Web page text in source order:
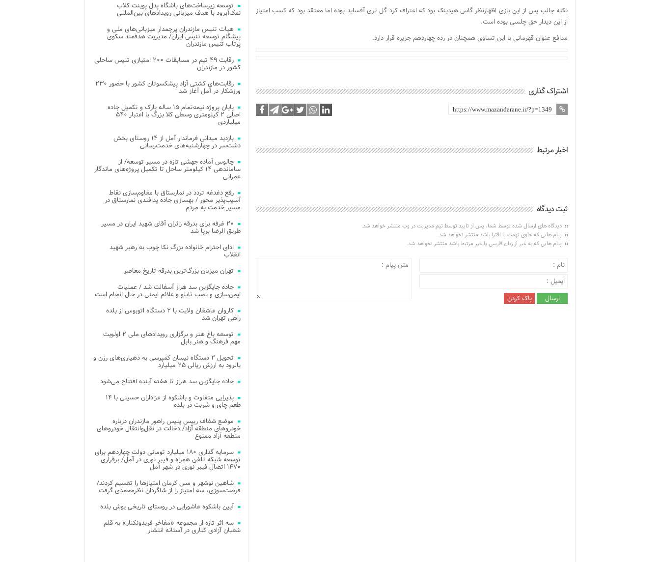
نکته جالب پس از این بازی اظهارنظر گاس هیدینک بود که اعتراف کرد گل تری آفساید بوده اما معتقد بود که کسب امتیاز
از این دیدار حق چلسی بوده است.
مدافع عنوان قهرمانی با این تساوی همچنان در رده چهاردهم جزیره قرار دارد.
اشتراک گذاری
اخبار مرتبط
ثبت دیدگاه
دیدگاه های ارسال شده توسط شما، پس از تایید توسط تیم مدیریت در وب منتشر خواهد شد.
پیام هایی که حاوی تهمت یا افترا باشد منتشر نخواهد شد.
پیام هایی که به غیر از زبان فارسی یا غیر مرتبط باشد منتشر نخواهد شد.
توسعه زیرساخت‌های باشگاه پدل پوینت کلاب
نمک‌آبرود با هدف میزبانی رویدادهای بین‌المللی
هیات تنیس مازندران پرچمدار میزبانی‌های ملی و
پیشگام توسعه تنیس ایران/ مدیریت هدفمند سکوی
پرتاب تنیس مازندران
رقابت ۴۹ تیم در مسابقات ۲۰۰ امتیازی تنیس ساحلی
کشور در مازندران
رقابت‌های کشتی آزاد پیشکسوتان کشور با حضور ۲۳۰
ورزشکار در آمل آغاز شد
پایان پروژه نیمه‌تمام ۱۵ ساله پارک و تکمیل جاده
اصلی ۲ کیلومتری وسطی کلا بزرگ با اعتبار ۵۴۰
میلیاردی
بازدید میدانی فرماندار آمل از ۱۴ روستای بخش
دشت‌سر در چهارشنبه‌های خدمت‌رسانی
چالوس آماده جهشی تازه در مسیر توسعه/ از
ساماندهی ۱۴ کیلومتر ساحل تا تکمیل پروژه‌های ماندگار
عمرانی
رفع دغدغه تردد در نمارستاق با مقاوم‌سازی نقاط
آسیب‌پذیر محور / بهسازی جاده پدافندی نمارستاق در
مسیر خدمت به مردم
۲۰ غرفه برای بدرقه زائران آقای شهید ایران در مسیر
طریق الرضا برپا شد
ادای احترام خانواده بزرگ نکا چوب به رهبر شهید
انقلاب
تهران میزبان بزرگ‌ترین بدرقه تاریخ معاصر
جاده جایگزین سد هراز آسفالت شد / عملیات
ایمن‌سازی و نصب تابلو و علائم ایمنی در حال انجام است
کاروان عاشقان ولایت با ۲ دستگاه اتوبوس از بلده
راهی تهران شد
توسعه باغ هنر و برگزاری رویدادهای ملی ۲ اولویت
مهم فرهنگ و هنر بابل
تحویل ۲ دستگاه نیسان کمپرسی به دهیاری‌های رزن و
یالرود به ارزش ریالی ۲۵ میلیارد
جاده جایگزین سد هراز تا هفته آینده افتتاح می‌شود
پذیرایی متفاوت و باشکوه از عزاداران حسینی با ۱۴
طعم چای و شربت در بلده
موضع شفاف رییس پلیس راهور مازندران درباره
خودروهای منطقه آزاد/ دخالت در نقل‌وانتقال خودروهای
منطقه آزاد ممنوع
سرمایه گذاری ۱۸۰ میلیارد تومانی دولت چهاردهم برای
توسعه شبکه تلفن همراه و فیبر نوری در آمل/ برقراری
۱۴۷۰ اتصال فیبر نوری در شهر آمل
شاهین نوشهر و مس کرمان امتیازها را تقسیم کردند/
فرصت‌سوزی، سه امتیاز را از شاگردان نظرمحمدی گرفت
آیین باشکوه عاشورایی در روستای تاریخی یوش بلده
سه اثر تازه از مجموعه «مفاخر فریدونکنار» به قلم
شعبان آزادی کناری در آستانه انتشار